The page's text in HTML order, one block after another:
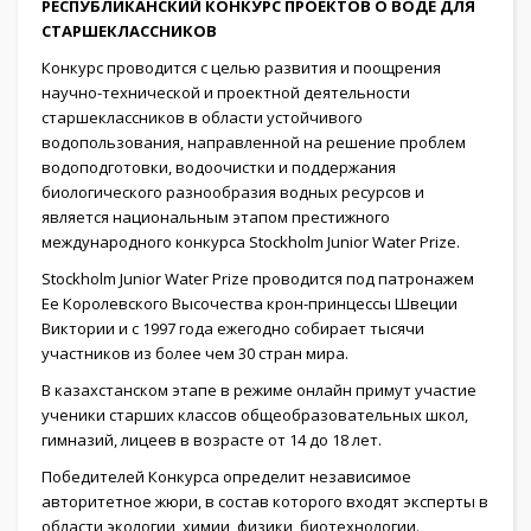
РЕСПУБЛИКАНСКИЙ КОНКУРС ПРОЕКТОВ О ВОДЕ ДЛЯ
СТАРШЕКЛАССНИКОВ
Конкурс проводится с целью развития и поощрения
научно-технической и проектной деятельности
старшеклассников в области устойчивого
водопользования, направленной на решение проблем
водоподготовки, водоочистки и поддержания
биологического разнообразия водных ресурсов и
является национальным этапом престижного
международного конкурса Stockholm Junior Water Prize.
Stockholm Junior Water Prize проводится под патронажем
Ее Королевского Высочества крон-принцессы Швеции
Виктории и с 1997 года ежегодно собирает тысячи
участников из более чем 30 стран мира.
В казахстанском этапе в режиме онлайн примут участие
ученики старших классов общеобразовательных школ,
гимназий, лицеев в возрасте от 14 до 18 лет.
Победителей Конкурса определит независимое
авторитетное жюри, в состав которого входят эксперты в
области экологии, химии, физики, биотехнологии.